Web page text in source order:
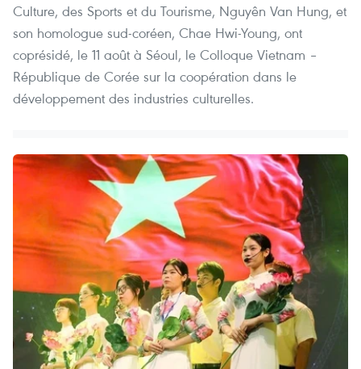
Culture, des Sports et du Tourisme, Nguyên Van Hung, et
son homologue sud-coréen, Chae Hwi-Young, ont
coprésidé, le 11 août à Séoul, le Colloque Vietnam –
République de Corée sur la coopération dans le
développement des industries culturelles.